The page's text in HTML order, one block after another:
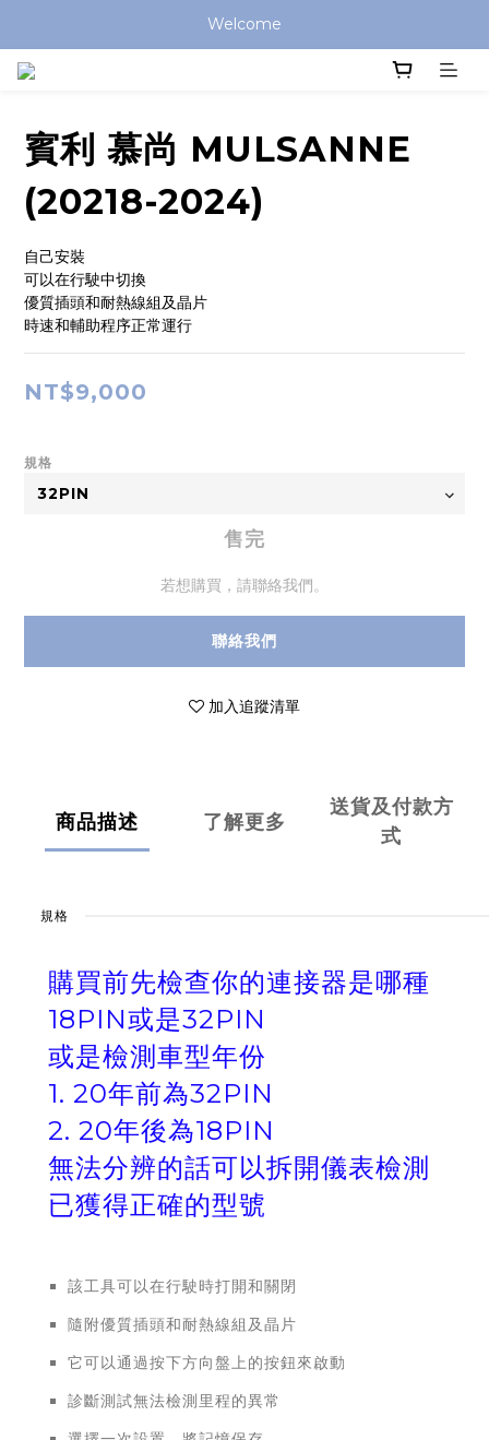
Welcome
賓利 慕尚 MULSANNE
(20218-2024)
自己安裝
可以在行駛中切換
優質插頭和耐熱線組及晶片
時速和輔助程序正常運行
NT$9,000
規格
售完
若想購買，請聯絡我們。
聯絡我們
加入追蹤清單
商品描述 了解更多
送貨及付款方
式
規格
購買前先檢查你的連接器是哪種
18PIN或是32PIN
或是檢測車型年份
1. 20年前為32PIN
2. 20年後為18PIN
無法分辨的話可以拆開儀表檢測
已獲得正確的型號
該工具可以在行駛時打開和關閉
隨附優質插頭和耐熱線組及晶片
它可以通過按下方向盤上的按鈕來啟動
診斷測試無法檢測里程的異常